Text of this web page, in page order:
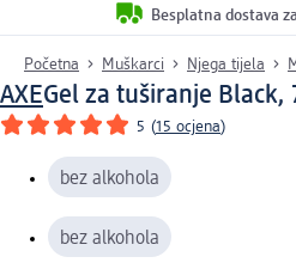
Besplatna dostava
Početna Muškarci Njega tijela
AXEGel za tuširanje Black,
5 (15 ocjena)
bez alkohola
bez alkohola